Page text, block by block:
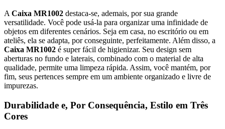
ACaixa MR1002 destaca-se, ademais, por sua grande
versatilidade. Você pode usá-la para organizar uma infinidade de
objetos em diferentes cenários. Seja em casa, no escritório ou em
ateliês, ela se adapta, por conseguinte, perfeitamente. Além disso, a
Caixa MR1002 é super fácil de higienizar. Seu design sem
aberturas no fundo e laterais, combinado com o material de alta
qualidade, permite uma limpeza rápida. Assim, você mantém, por
fim, seus pertences sempre em um ambiente organizado e livre de
impurezas.
Durabilidade e, Por Consequência, Estilo em Três
Cores